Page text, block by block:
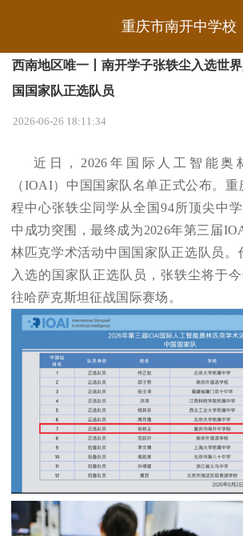
重庆市南开中学校
西南地区唯一丨南开学子张轶尘入选世
国国家队正选队员
2026-06-26 18:11:34
近日，2026年国际人工智能奥
（IOAI）中国国家队名单正式公布。
程中心张轶尘同学从全国94所顶尖中
中成功突围，最终成为2026年第三届
林匹克学术活动中国国家队正选队员。
入选的国家队正选队员，张轶尘将于
往哈萨克斯坦征战国际赛场。